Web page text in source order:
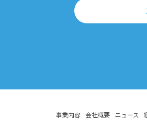
事業内容 会社概要 ニュース